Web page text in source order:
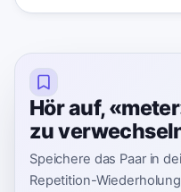
Hör auf,
zu
Speichere das Paar in
Repetition-